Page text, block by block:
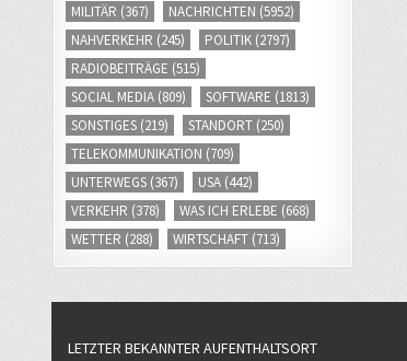
MILITÄR (367) NACHRICHTEN (5952)
NAHVERKEHR (245) POLITIK (2797)
RADIOBEITRÄGE (515)
SOCIAL MEDIA (809) SOFTWARE (1813)
SONSTIGES (219) STANDORT (250)
TELEKOMMUNIKATION (709)
UNTERWEGS (367) USA (442)
VERKEHR (378) WAS ICH ERLEBE (668)
WETTER (288) WIRTSCHAFT (713)
LETZTER BEKANNTER AUFENTHALTSORT